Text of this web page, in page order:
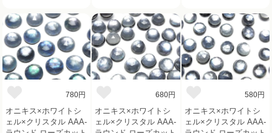
780円
オニキス×ホワイトシ
ェル×クリスタル AAA-
680円
オニキス×ホワイトシ
ェル×クリスタル AAA-
580円
オニキス×ホワイトシ
ェル×クリスタル AAA-